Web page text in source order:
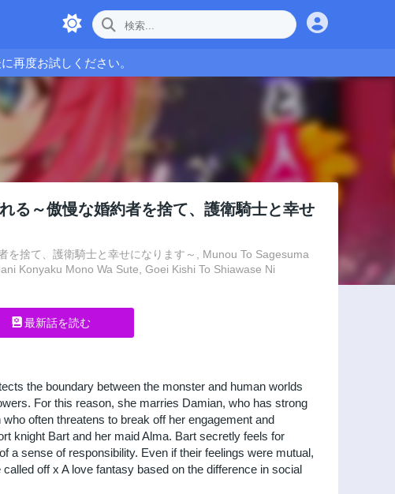
再度お試しください。
る～傲慢な婚約者を捨て、護衛騎士と幸せ
捨て、護衛騎士と幸せになります～, Munou To Sagesuma
Konyaku Mono Wa Sute, Goei Kishi To Shiawase Ni
最新話を読む
the boundary between the monster and human worlds
For this reason, she marries Damian, who has strong
often threatens to break off her engagement and
knight Bart and her maid Alma. Bart secretly feels for
a sense of responsibility. Even if their feelings were mutual,
off x A love fantasy based on the difference in social